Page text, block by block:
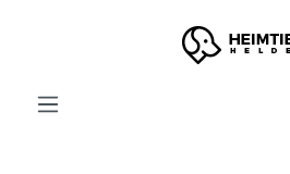
Zum Hauptinhalt springen